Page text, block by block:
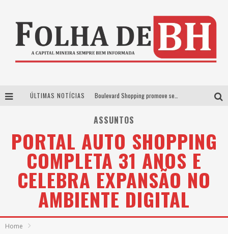
ÚLTIMAS NOTÍCIAS
Em julho, Boulevard Shopping sorteia produtos Apple aos clientes do seu Programa de Benefícios
VIASHOPPING CELEBRA O DIA DOS PAIS COM AÇÃO COMPROU-GANHOU EXCLUSIVA
ASSUNTOS
PORTAL AUTO SHOPPING
COMPLETA 31 ANOS E
CELEBRA EXPANSÃO NO
AMBIENTE DIGITAL
Home